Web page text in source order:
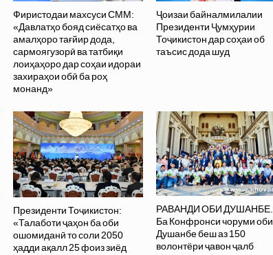
Фиристодаи махсуси СММ:
«Давлатҳо бояд сиёсатҳо ва
амалҳоро тағйир дода,
сармоягузорӣ ва татбиқи
лоиҳаҳоро дар соҳаи идораи
захираҳои обӣ ба роҳ
монанд»
Ҷоизаи байналмилалии
Президенти Ҷумҳурии
Тоҷикистон дар соҳаи об
таъсис дода шуд
Президенти Тоҷикистон:
«Талаботи ҷаҳон ба оби
ошомиданӣ то соли 2050
ҳадди ақалл 25 фоиз зиёд
РАВАНДИ ОБИ ДУШАНБЕ.
Ба Конфронси чоруми оби
Душанбе беш аз 150
волонтёри ҷавон ҷалб